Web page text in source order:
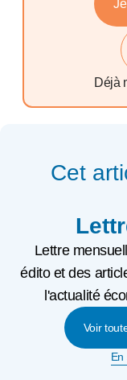
Déjà
Cet
Lettre
édito et des
l'actualité
Voir
En